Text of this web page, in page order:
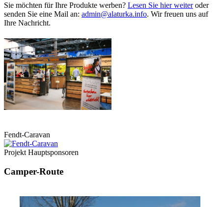
Sie möchten für Ihre Produkte werben? Lesen Sie hier weiteroder
senden Sie eine Mail an: admin@alaturka.info. Wir freuen uns auf
Ihre Nachricht.
Fendt-Caravan
Projekt Hauptsponsoren
Camper-Route